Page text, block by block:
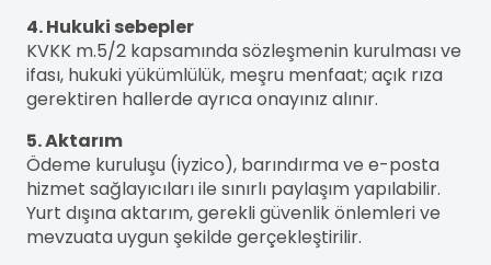
4. Hukuki sebepler
KVKK m.5/2 kapsamında sözleşmenin kurulması ve
ifası, hukuki yükümlülük, meşru menfaat; açık rıza
gerektiren hallerde ayrıca onayınız alınır.
5. Aktarım
Ödeme kuruluşu (iyzico), barındırma ve e-posta
hizmet sağlayıcıları ile sınırlı paylaşım yapılabilir.
Yurt dışına aktarım, gerekli güvenlik önlemleri ve
mevzuata uygun şekilde gerçekleştirilir.